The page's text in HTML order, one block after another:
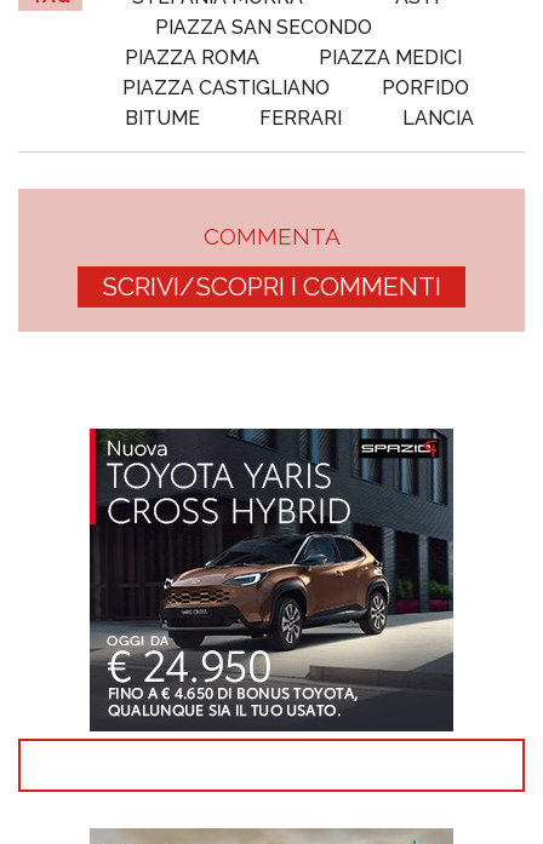
PIAZZA SAN SECONDO
PIAZZA ROMA
PIAZZA MEDICI
PIAZZA CASTIGLIANO
PORFIDO
BITUME
FERRARI LANCIA
COMMENTA
SCRIVI/SCOPRI I COMMENTI